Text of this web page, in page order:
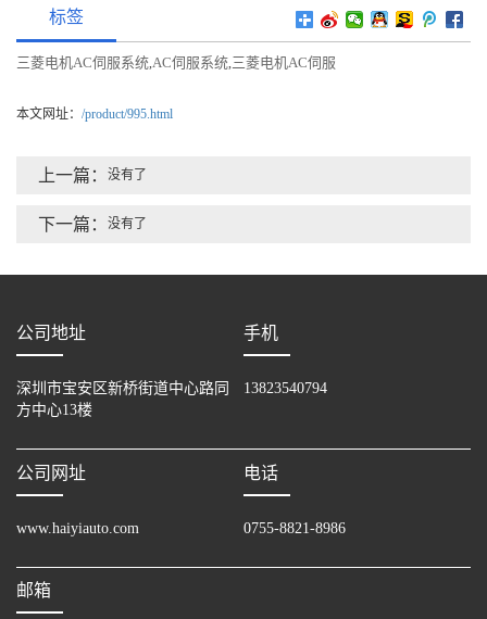
标签
三菱电机AC伺服系统,AC伺服系统,三菱电机AC伺服
本文网址： /product/995.html
上一篇： 没有了
下一篇： 没有了
公司地址
深圳市宝安区新桥街道中心路同
方中心13楼
手机
13823540794
公司网址
www.haiyiauto.com
电话
0755-8821-8986
邮箱